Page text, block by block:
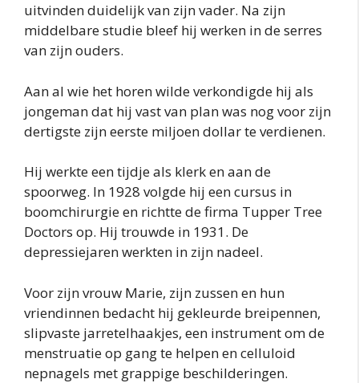
uitvinden duidelijk van zijn vader. Na zijn
middelbare studie bleef hij werken in de serres
van zijn ouders.
Aan al wie het horen wilde verkondigde hij als
jongeman dat hij vast van plan was nog voor zijn
dertigste zijn eerste miljoen dollar te verdienen.
Hij werkte een tijdje als klerk en aan de
spoorweg. In 1928 volgde hij een cursus in
boomchirurgie en richtte de firma Tupper Tree
Doctors op. Hij trouwde in 1931. De
depressiejaren werkten in zijn nadeel.
Voor zijn vrouw Marie, zijn zussen en hun
vriendinnen bedacht hij gekleurde breipennen,
slipvaste jarretelhaakjes, een instrument om de
menstruatie op gang te helpen en celluloid
nepnagels met grappige beschilderingen.